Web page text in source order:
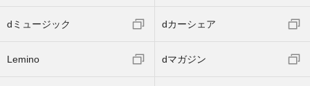
dミュージック dカーシェア
Lemino dマガジン